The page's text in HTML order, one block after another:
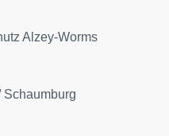
Alzey-Worms